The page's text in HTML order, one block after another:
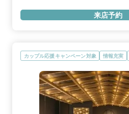
ますため10時～12時のご予約が承れま
ご了承のほどお願い申し上げます。※夜
来店予約
カップル応援キャンペーン対象 情報充実